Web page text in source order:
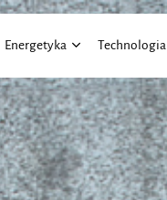
Energetyka
Energia Wiatru
Energia Słoneczna
Technologia